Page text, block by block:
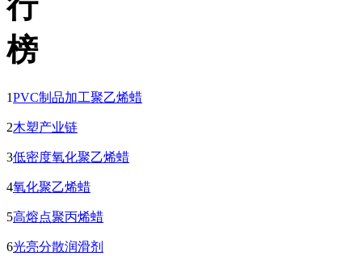
1PVC制品加工聚乙烯蜡
2木塑产业链
3低密度氧化聚乙烯蜡
4氧化聚乙烯蜡
5高熔点聚丙烯蜡
6光亮分散润滑剂